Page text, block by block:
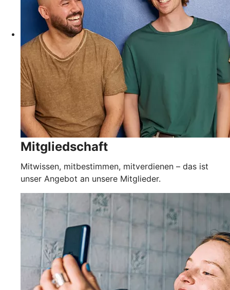
Mitgliedschaft
Mitwissen, mitbestimmen, mitverdienen – das ist
unser Angebot an unsere Mitglieder.